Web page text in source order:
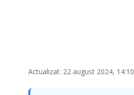
Actualizat: 22 august 2024, 14:10